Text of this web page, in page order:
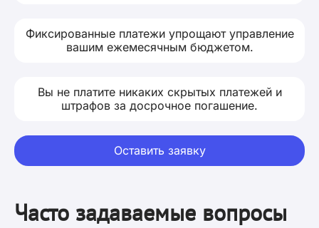
Фиксированные платежи упрощают управление
вашим ежемесячным бюджетом.
Вы не платите никаких скрытых платежей и
штрафов за досрочное погашение.
Оставить заявку
Часто задаваемые вопросы